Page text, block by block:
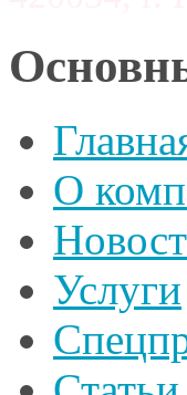
О
Услуги